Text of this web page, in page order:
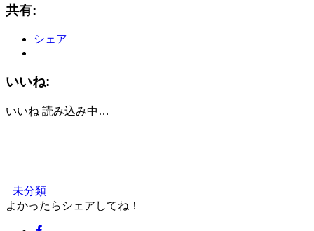
共有:
シェア
いいね:
いいね 読み込み中…
未分類
よかったらシェアしてね！